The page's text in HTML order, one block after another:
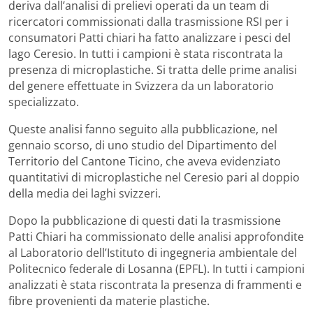
deriva dall’analisi di prelievi operati da un team di
ricercatori commissionati dalla trasmissione RSI per i
consumatori Patti chiari ha fatto analizzare i pesci del
lago Ceresio. In tutti i campioni è stata riscontrata la
presenza di microplastiche. Si tratta delle prime analisi
del genere effettuate in Svizzera da un laboratorio
specializzato.
Queste analisi fanno seguito alla pubblicazione, nel
gennaio scorso, di uno studio del Dipartimento del
Territorio del Cantone Ticino, che aveva evidenziato
quantitativi di microplastiche nel Ceresio pari al doppio
della media dei laghi svizzeri.
Dopo la pubblicazione di questi dati la trasmissione
Patti Chiari ha commissionato delle analisi approfondite
al Laboratorio dell’Istituto di ingegneria ambientale del
Politecnico federale di Losanna (EPFL). In tutti i campioni
analizzati è stata riscontrata la presenza di frammenti e
fibre provenienti da materie plastiche.